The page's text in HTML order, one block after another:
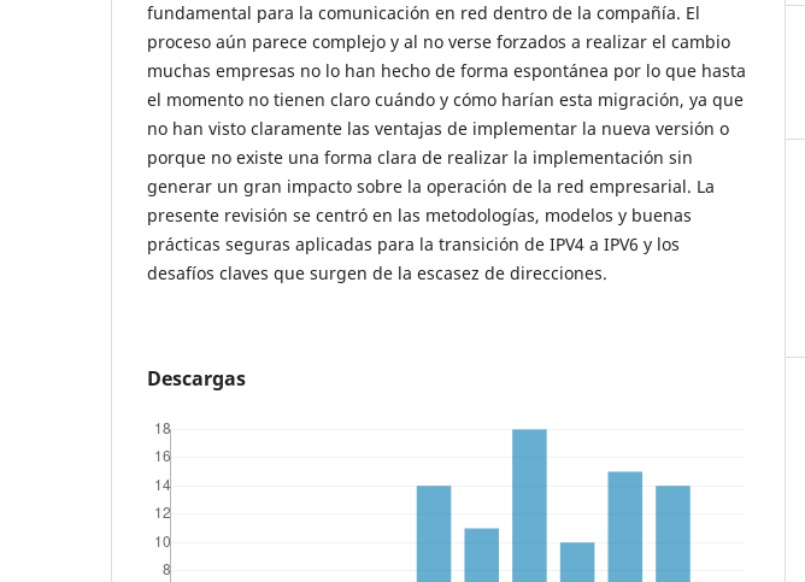
fundamental para la comunicación en red dentro de la compañía. El
proceso aún parece complejo y al no verse forzados a realizar el cambio
muchas empresas no lo han hecho de forma espontánea por lo que hasta
el momento no tienen claro cuándo y cómo harían esta migración, ya que
no han visto claramente las ventajas de implementar la nueva versión o
porque no existe una forma clara de realizar la implementación sin
generar un gran impacto sobre la operación de la red empresarial. La
presente revisión se centró en las metodologías, modelos y buenas
prácticas seguras aplicadas para la transición de IPV4 a IPV6 y los
desafíos claves que surgen de la escasez de direcciones.
Descargas